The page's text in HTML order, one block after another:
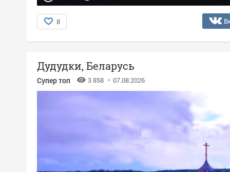
8
Дудудки, Беларусь
Супер топ 3 858 07.08.2026